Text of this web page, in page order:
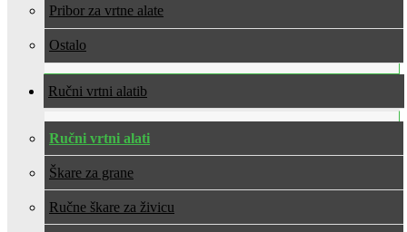
Pribor za vrtne alate
Ostalo
Ručni vrtni alati
Ručni vrtni alati
Škare za grane
Ručne škare za živicu